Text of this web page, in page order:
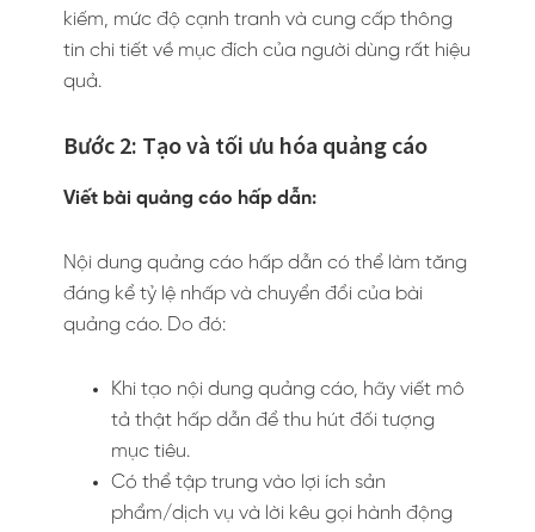
kiếm, mức độ cạnh tranh và cung cấp thông
tin chi tiết về mục đích của người dùng rất hiệu
quả.
Bước 2: Tạo và tối ưu hóa quảng cáo
Viết bài quảng cáo hấp dẫn:
Nội dung quảng cáo hấp dẫn có thể làm tăng
đáng kể tỷ lệ nhấp và chuyển đổi của bài
quảng cáo. Do đó:
Khi tạo nội dung quảng cáo, hãy viết mô
tả thật hấp dẫn để thu hút đối tượng
mục tiêu.
Có thể tập trung vào lợi ích sản
phẩm/dịch vụ và lời kêu gọi hành động